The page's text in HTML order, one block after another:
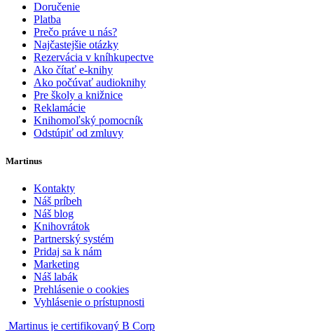
Doručenie
Platba
Prečo práve u nás?
Najčastejšie otázky
Rezervácia v kníhkupectve
Ako čítať e-knihy
Ako počúvať audioknihy
Pre školy a knižnice
Reklamácie
Knihomoľský pomocník
Odstúpiť od zmluvy
Martinus
Kontakty
Náš príbeh
Náš blog
Knihovrátok
Partnerský systém
Pridaj sa k nám
Marketing
Náš labák
Prehlásenie o cookies
Vyhlásenie o prístupnosti
Martinus je certifikovaný B Corp